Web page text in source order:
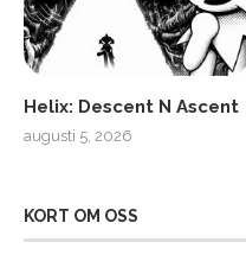
Helix: Descent N Ascent
augusti 5, 2026
KORT OM OSS